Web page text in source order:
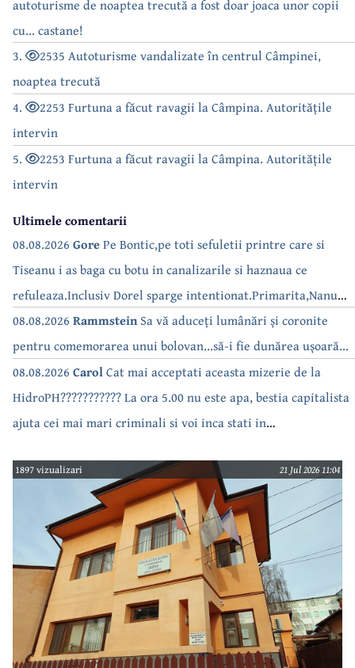
autoturisme de noaptea trecută a fost doar joaca unor copii
cu... castane!
3.
2535 Autoturisme vandalizate în centrul Câmpinei,
noaptea trecută
4.
2253 Furtuna a făcut ravagii la Câmpina. Autoritățile
intervin
5.
2253 Furtuna a făcut ravagii la Câmpina. Autoritățile
intervin
Ultimele comentarii
08.08.2026 GorePe Bontic,pe toti sefuletii printre care si
Tiseanu i as baga cu botu in canalizarile si haznaua ce
refuleaza.Inclusiv Dorel sparge intentionat.Primarita,Nanu
bea apa de la robinet.Asta as intreba o si pe Izabel Mitrea
08.08.2026 RammsteinSa vă aduceți lumânări și coronite
pentru comemorarea unui bolovan...să-i fie dunărea ușoară...
08.08.2026 CarolCat mai acceptati aceasta mizerie de la
HidroPH??????????? La ora 5.00 nu este apa, bestia capitalista
ajuta cei mai mari criminali si voi inca stati in
1897 vizualizari 21 Jul 2026 11:04